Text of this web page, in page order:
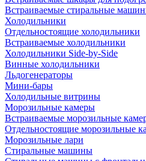
Встраиваемые стиральные
Холодильники
Отдельностоящие холодильники
Встраиваемые холодильники
Холодильники Side-by-Side
Винные холодильники
Льдогенераторы
Мини-бары
Холодильные витрины
Морозильные камеры
Встраиваемые морозильные
Отдельностоящие морозильные
Морозильные лари
Стиральные машины